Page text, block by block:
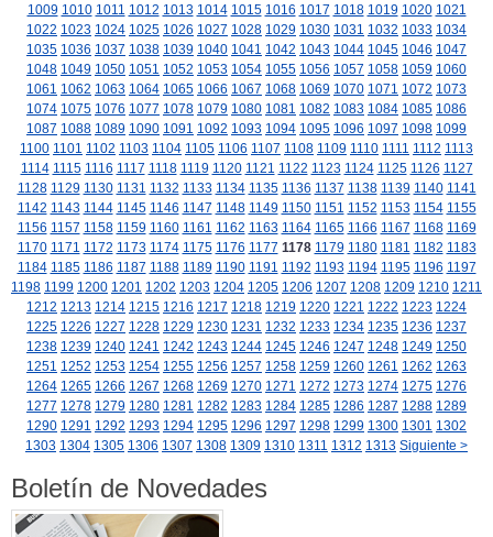
1009 1010 1011 1012 1013 1014 1015 1016 1017 1018 1019 1020 1021
1022 1023 1024 1025 1026 1027 1028 1029 1030 1031 1032 1033 1034
1035 1036 1037 1038 1039 1040 1041 1042 1043 1044 1045 1046 1047
1048 1049 1050 1051 1052 1053 1054 1055 1056 1057 1058 1059 1060
1061 1062 1063 1064 1065 1066 1067 1068 1069 1070 1071 1072 1073
1074 1075 1076 1077 1078 1079 1080 1081 1082 1083 1084 1085 1086
1087 1088 1089 1090 1091 1092 1093 1094 1095 1096 1097 1098 1099
1100 1101 1102 1103 1104 1105 1106 1107 1108 1109 1110 1111 1112 1113
1114 1115 1116 1117 1118 1119 1120 1121 1122 1123 1124 1125 1126 1127
1128 1129 1130 1131 1132 1133 1134 1135 1136 1137 1138 1139 1140 1141
1142 1143 1144 1145 1146 1147 1148 1149 1150 1151 1152 1153 1154 1155
1156 1157 1158 1159 1160 1161 1162 1163 1164 1165 1166 1167 1168 1169
1170 1171 1172 1173 1174 1175 1176 1177 1178 1179 1180 1181 1182 1183
1184 1185 1186 1187 1188 1189 1190 1191 1192 1193 1194 1195 1196 1197
1198 1199 1200 1201 1202 1203 1204 1205 1206 1207 1208 1209 1210 1211
1212 1213 1214 1215 1216 1217 1218 1219 1220 1221 1222 1223 1224
1225 1226 1227 1228 1229 1230 1231 1232 1233 1234 1235 1236 1237
1238 1239 1240 1241 1242 1243 1244 1245 1246 1247 1248 1249 1250
1251 1252 1253 1254 1255 1256 1257 1258 1259 1260 1261 1262 1263
1264 1265 1266 1267 1268 1269 1270 1271 1272 1273 1274 1275 1276
1277 1278 1279 1280 1281 1282 1283 1284 1285 1286 1287 1288 1289
1290 1291 1292 1293 1294 1295 1296 1297 1298 1299 1300 1301 1302
1303 1304 1305 1306 1307 1308 1309 1310 1311 1312 1313 Siguiente >
Boletín de Novedades